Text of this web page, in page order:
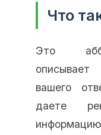
Что
Это
вашего
даете